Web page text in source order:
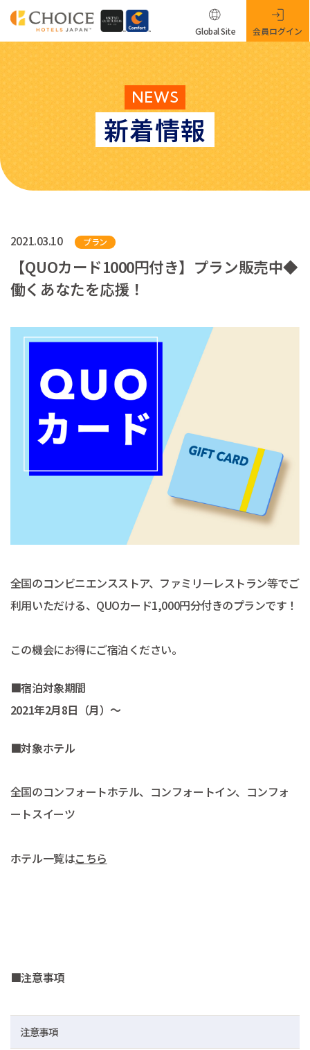
NEWS
新着情報
Global Site 会員ログイン
2021.03.10 プラン
【QUOカード1000円付き】プラン販売中◆
働くあなたを応援！
全国のコンビニエンスストア、ファミリーレストラン等でご
利用いただける、QUOカード1,000円分付きのプランです！
この機会にお得にご宿泊ください。
■宿泊対象期間
2021年2月8日（月）～
■対象ホテル
全国のコンフォートホテル、コンフォートイン、コンフォ
ートスイーツ
ホテル一覧はこちら
■注意事項
注意事項